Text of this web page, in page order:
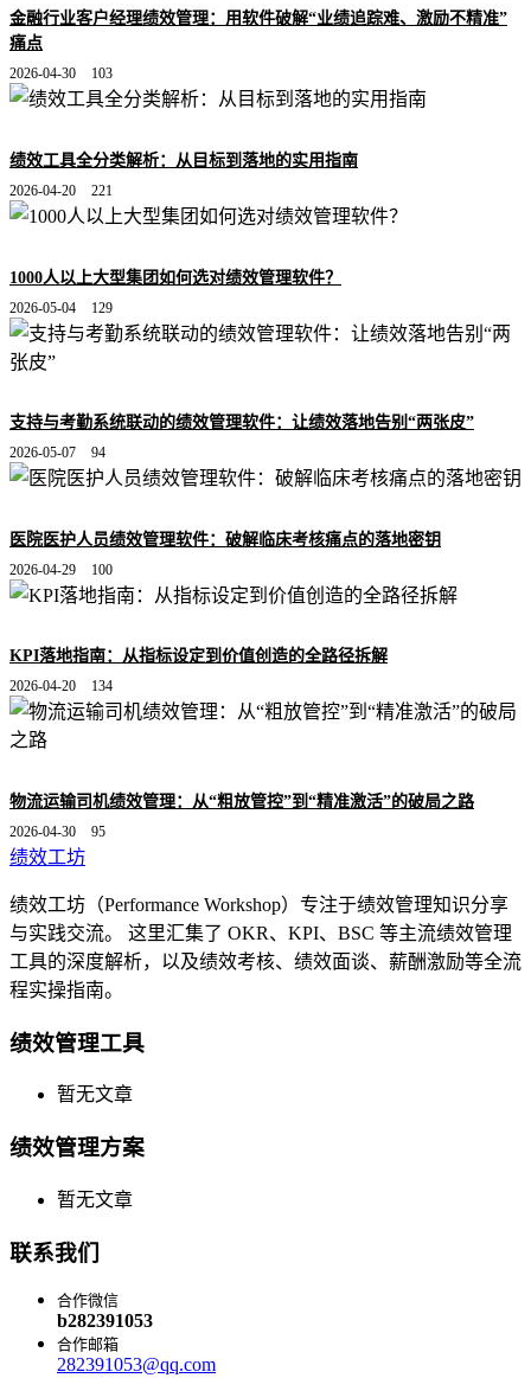
金融行业客户经理绩效管理：用软件破解“业绩追踪难、激励不精准”
痛点
2026-04-30 103
绩效工具全分类解析：从目标到落地的实用指南
2026-04-20 221
1000人以上大型集团如何选对绩效管理软件？
2026-05-04 129
支持与考勤系统联动的绩效管理软件：让绩效落地告别“两张皮”
2026-05-07 94
医院医护人员绩效管理软件：破解临床考核痛点的落地密钥
2026-04-29 100
KPI落地指南：从指标设定到价值创造的全路径拆解
2026-04-20 134
物流运输司机绩效管理：从“粗放管控”到“精准激活”的破局之路
2026-04-30 95
绩效工坊
绩效工坊（Performance Workshop）专注于绩效管理知识分享
与实践交流。 这里汇集了 OKR、KPI、BSC 等主流绩效管理
工具的深度解析，以及绩效考核、绩效面谈、薪酬激励等全流
程实操指南。
绩效管理工具
暂无文章
绩效管理方案
暂无文章
联系我们
合作微信
b282391053
合作邮箱
282391053@qq.com